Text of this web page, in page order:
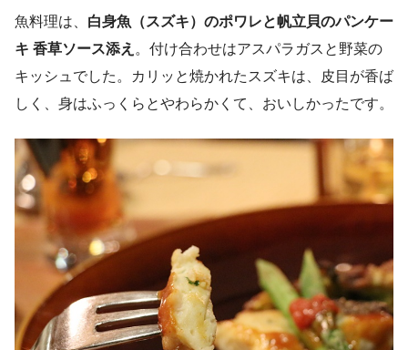
魚料理は、 白身魚（スズキ）のポワレと帆立貝のパンケー
キ 香草ソース添え 。付け合わせはアスパラガスと野菜の
キッシュでした。カリッと焼かれたスズキは、皮目が香ば
しく、身はふっくらとやわらかくて、おいしかったです。